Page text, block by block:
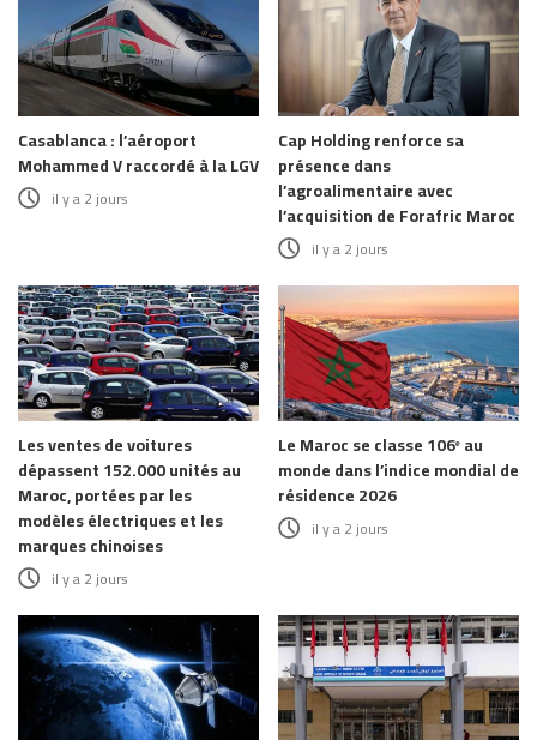
Casablanca : l’aéroport
Mohammed V raccordé à la LGV
il y a 2 jours
Cap Holding renforce sa
présence dans
l’agroalimentaire avec
l’acquisition de Forafric Maroc
il y a 2 jours
Les ventes de voitures
dépassent 152.000 unités au
Maroc, portées par les
modèles électriques et les
marques chinoises
il y a 2 jours
Le Maroc se classe 106ᵉ au
monde dans l’indice mondial de
résidence 2026
il y a 2 jours